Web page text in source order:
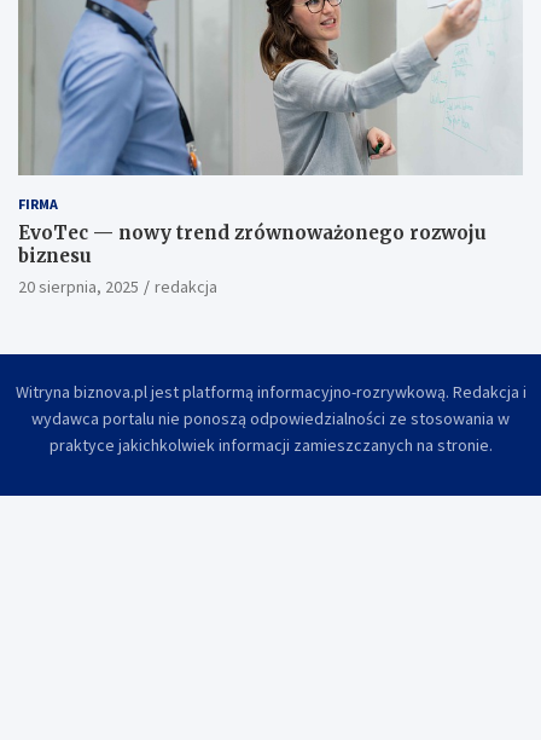
FIRMA
EvoTec — nowy trend zrównoważonego rozwoju
biznesu
20 sierpnia, 2025 redakcja
Witryna biznova.pl jest platformą informacyjno-rozrywkową. Redakcja i
wydawca portalu nie ponoszą odpowiedzialności ze stosowania w
praktyce jakichkolwiek informacji zamieszczanych na stronie.